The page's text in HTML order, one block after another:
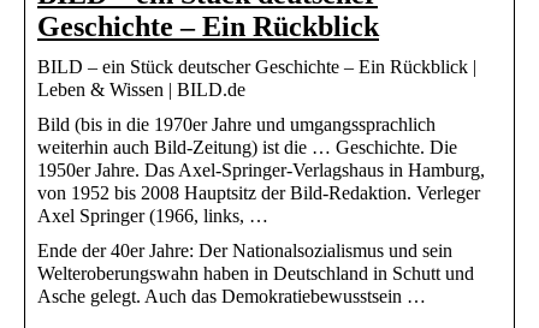
Geschichte – Ein Rückblick
BILD – ein Stück deutscher Geschichte – Ein Rückblick |
Leben & Wissen | BILD.de
Bild (bis in die 1970er Jahre und umgangssprachlich
weiterhin auch Bild-Zeitung) ist die … Geschichte. Die
1950er Jahre. Das Axel-Springer-Verlagshaus in Hamburg,
von 1952 bis 2008 Hauptsitz der Bild-Redaktion. Verleger
Axel Springer (1966, links, …
Ende der 40er Jahre: Der Nationalsozialismus und sein
Welteroberungswahn haben in Deutschland in Schutt und
Asche gelegt. Auch das Demokratiebewusstsein …